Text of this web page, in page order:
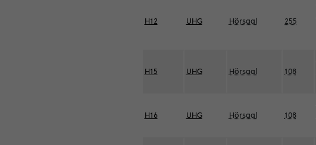
H12 UHG Hörsaal 255
H15 UHG Hörsaal 108
H16 UHG Hörsaal 108